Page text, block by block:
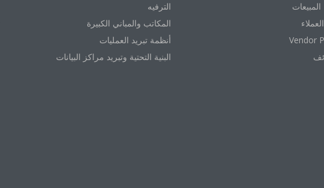
الترفيه
المكاتب والمباني الكبيرة
أنظمة تبريد العمليات
البنية التحتية وتبريد مراكز البيانات
Vendor